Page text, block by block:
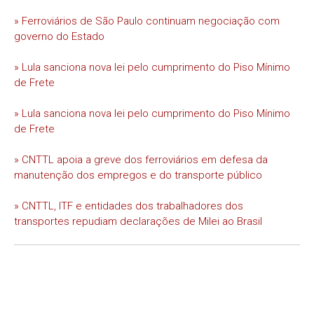
» Ferroviários de São Paulo continuam negociação com
governo do Estado
» Lula sanciona nova lei pelo cumprimento do Piso Mínimo
de Frete
» Lula sanciona nova lei pelo cumprimento do Piso Mínimo
de Frete
» CNTTL apoia a greve dos ferroviários em defesa da
manutenção dos empregos e do transporte público
» CNTTL, ITF e entidades dos trabalhadores dos
transportes repudiam declarações de Milei ao Brasil